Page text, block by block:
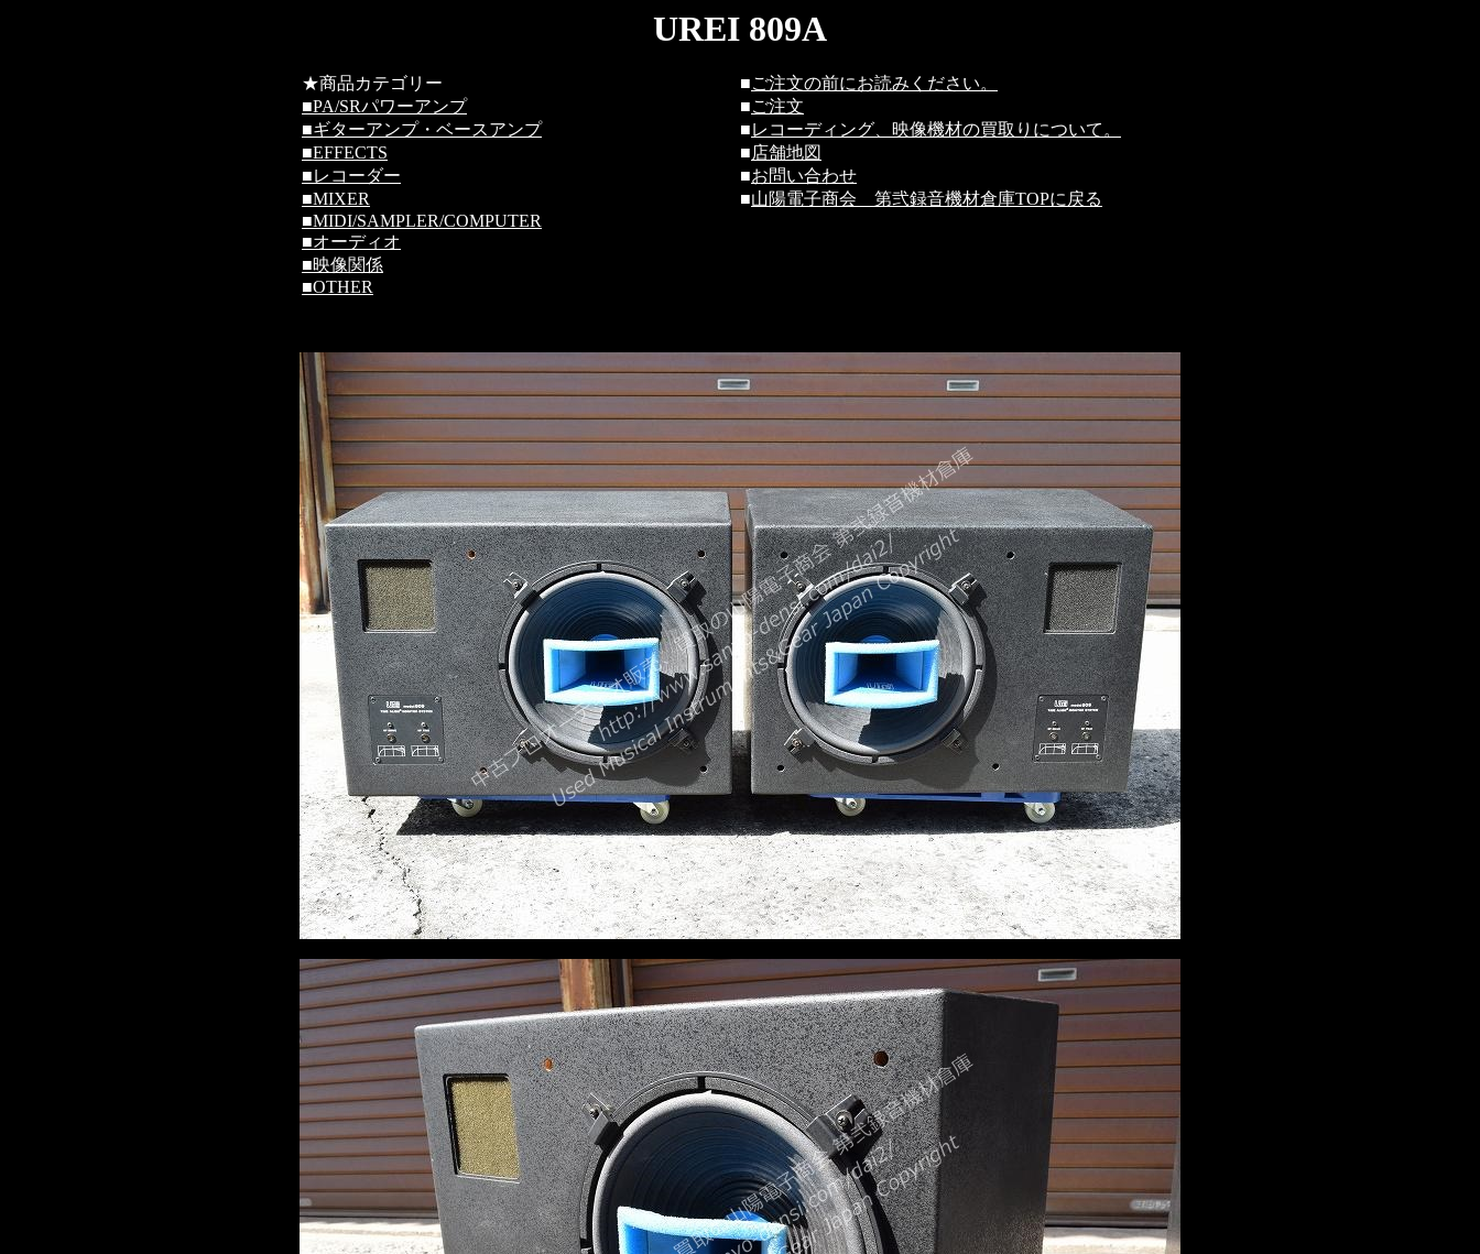
UREI 809A
★商品カテゴリー ■ご注文の前にお読みください。
■PA/SRパワーアンプ ■ご注文
■ギターアンプ・ベースアンプ ■レコーディング、映像機材の買取りについて。
■EFFECTS ■店舗地図
■レコーダー ■お問い合わせ
■MIXER ■山陽電子商会 第弐録音機材倉庫TOPに戻る
■MIDI/SAMPLER/COMPUTER
■オーディオ
■映像関係
■OTHER